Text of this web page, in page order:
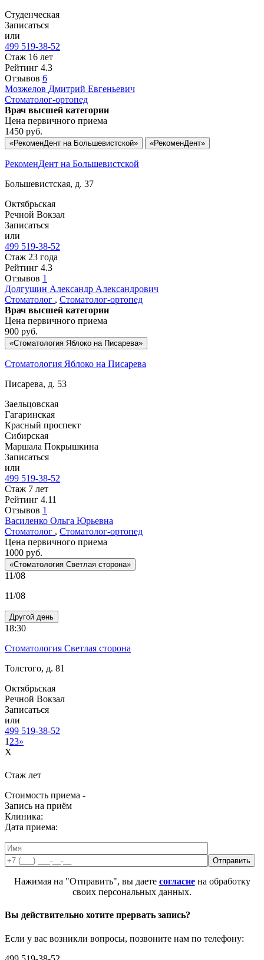
Студенческая
Записаться
или
499 519-38-52
Стаж 16 лет
Рейтинг 4.3
Отзывов 6
Мозжелов Дмитрий Евгеньевич
Стоматолог-ортопед
Врач высшей категории
Цена первичного приема
1450 руб.
«РекоменДент на Большевистской» «РекоменДент»
РекоменДент на Большевистской
Большевистская, д. 37
Октябрьская
Речной Вокзал
Записаться
или
499 519-38-52
Стаж 23 года
Рейтинг 4.3
Отзывов 1
Долгушин Александр Александрович
Стоматолог , Стоматолог-ортопед
Врач высшей категории
Цена первичного приема
900 руб.
«Стоматология Яблоко на Писарева»
Стоматология Яблоко на Писарева
Писарева, д. 53
Заельцовская
Гагаринская
Красный проспект
Сибирская
Маршала Покрышкина
Записаться
или
499 519-38-52
Стаж 7 лет
Рейтинг 4.11
Отзывов 1
Василенко Ольга Юрьевна
Стоматолог , Стоматолог-ортопед
Цена первичного приема
1000 руб.
«Стоматология Светлая сторона»
11/08
11/08
Другой день
18:30
Стоматология Светлая сторона
Толстого, д. 81
Октябрьская
Речной Вокзал
Записаться
или
499 519-38-52
1 23»
X
Стаж лет
Стоимость приема -
Запись на приём
Клиника:
Дата приема:
Нажимая на "Отправить", вы даете согласиена обработку
своих персональных данных.
Вы действительно хотите прервать запись?
Если у вас возникли вопросы, позвоните нам по телефону: